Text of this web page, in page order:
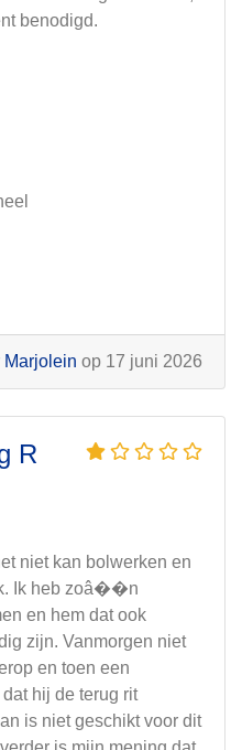
benodigd.
Marjolein op 17 juni 2026
R
niet kan bolwerken en
Ik heb zoâ��n
en hem dat ook
zijn. Vanmorgen niet
en toen een
hij de terug rit
is niet geschikt voor dit